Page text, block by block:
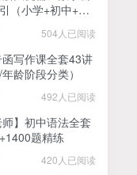
（小学+初中+高
504人已阅读
写作课全套43讲
年龄阶段分类）
492人已阅读
师】初中语法全套
题精练
420人已阅读